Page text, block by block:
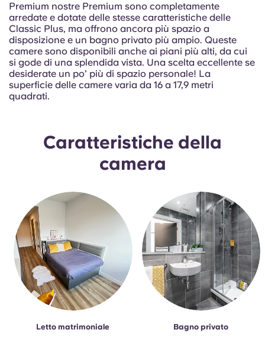
Premium nostre Premium sono completamente
arredate e dotate delle stesse caratteristiche delle
Classic Plus, ma offrono ancora più spazio a
disposizione e un bagno privato più ampio. Queste
camere sono disponibili anche ai piani più alti, da cui
si gode di una splendida vista. Una scelta eccellente se
desiderate un po’ più di spazio personale! La
superficie delle camere varia da 16 a 17,9 metri
quadrati.
Caratteristiche della
camera
Letto matrimoniale Bagno privato